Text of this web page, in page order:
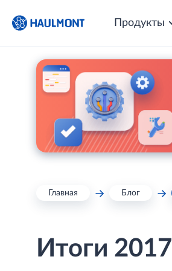
Продукты
Главная Блог
Итоги